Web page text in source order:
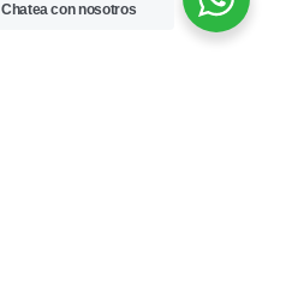
Chatea con nosotros